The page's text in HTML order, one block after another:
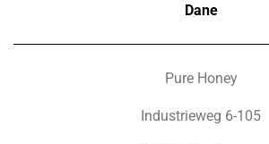
Dane
Pure Honey
Industrieweg 6-105